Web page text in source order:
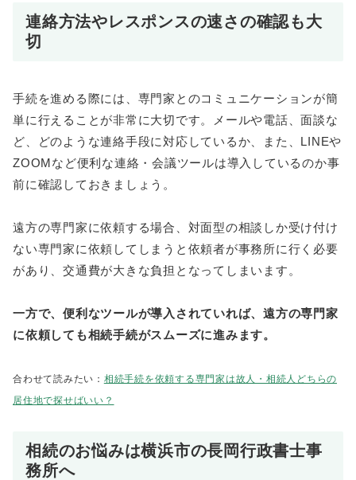
連絡方法やレスポンスの速さの確認も大
切
手続を進める際には、専門家とのコミュニケーションが簡
単に行えることが非常に大切です。メールや電話、面談な
ど、どのような連絡手段に対応しているか、また、LINEや
ZOOMなど便利な連絡・会議ツールは導入しているのか事
前に確認しておきましょう。
遠方の専門家に依頼する場合、対面型の相談しか受け付け
ない専門家に依頼してしまうと依頼者が事務所に行く必要
があり、交通費が大きな負担となってしまいます。
一方で、便利なツールが導入されていれば、遠方の専門家
に依頼しても相続手続がスムーズに進みます。
合わせて読みたい： 相続手続を依頼する専門家は故人・相続人どちらの
居住地で探せばいい？
相続のお悩みは横浜市の長岡行政書士事
務所へ